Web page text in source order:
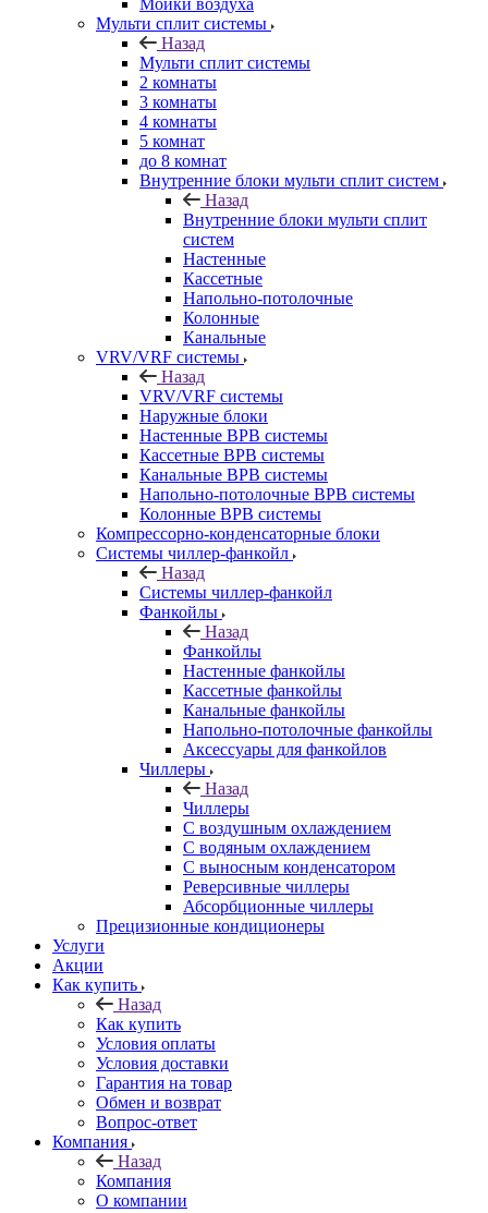
Мойки воздуха
Мульти сплит системы
Назад
Мульти сплит системы
2 комнаты
3 комнаты
4 комнаты
5 комнат
до 8 комнат
Внутренние блоки мульти сплит систем
Назад
Внутренние блоки мульти сплит
систем
Настенные
Кассетные
Напольно-потолочные
Колонные
Канальные
VRV/VRF системы
Назад
VRV/VRF системы
Наружные блоки
Настенные ВРВ системы
Кассетные ВРВ системы
Канальные ВРВ системы
Напольно-потолочные ВРВ системы
Колонные ВРВ системы
Компрессорно-конденсаторные блоки
Системы чиллер-фанкойл
Назад
Системы чиллер-фанкойл
Фанкойлы
Назад
Фанкойлы
Настенные фанкойлы
Кассетные фанкойлы
Канальные фанкойлы
Напольно-потолочные фанкойлы
Аксессуары для фанкойлов
Чиллеры
Назад
Чиллеры
С воздушным охлаждением
С водяным охлаждением
С выносным конденсатором
Реверсивные чиллеры
Абсорбционные чиллеры
Прецизионные кондиционеры
Услуги
Акции
Как купить
Назад
Как купить
Условия оплаты
Условия доставки
Гарантия на товар
Обмен и возврат
Вопрос-ответ
Компания
Назад
Компания
О компании